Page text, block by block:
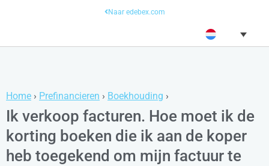
Naar edebex.com
Home › Prefinancieren › Boekhouding ›
Ik verkoop facturen. Hoe moet ik de
korting boeken die ik aan de koper
heb toegekend om mijn factuur te